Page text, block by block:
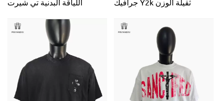
اللياقة البدنية تي شيرت
جرافيك Y2k ثقيلة الوزن
تيشيرتات مطبوعة برقبة دائرية
مناسبة للرجال في الشارع